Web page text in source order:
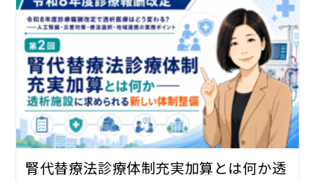
腎代替療法診療体制充実加算とは何か――透